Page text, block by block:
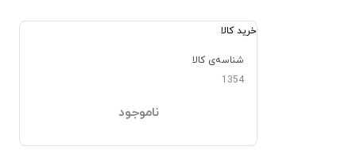
خرید کالا
شناسه‌ی کالا
1354
ناموجود